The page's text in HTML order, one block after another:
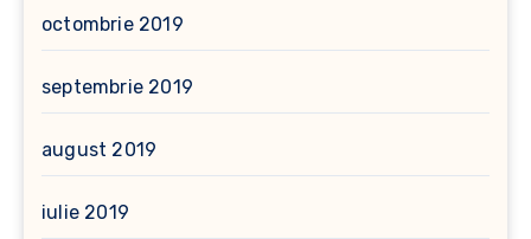
octombrie 2019
septembrie 2019
august 2019
iulie 2019